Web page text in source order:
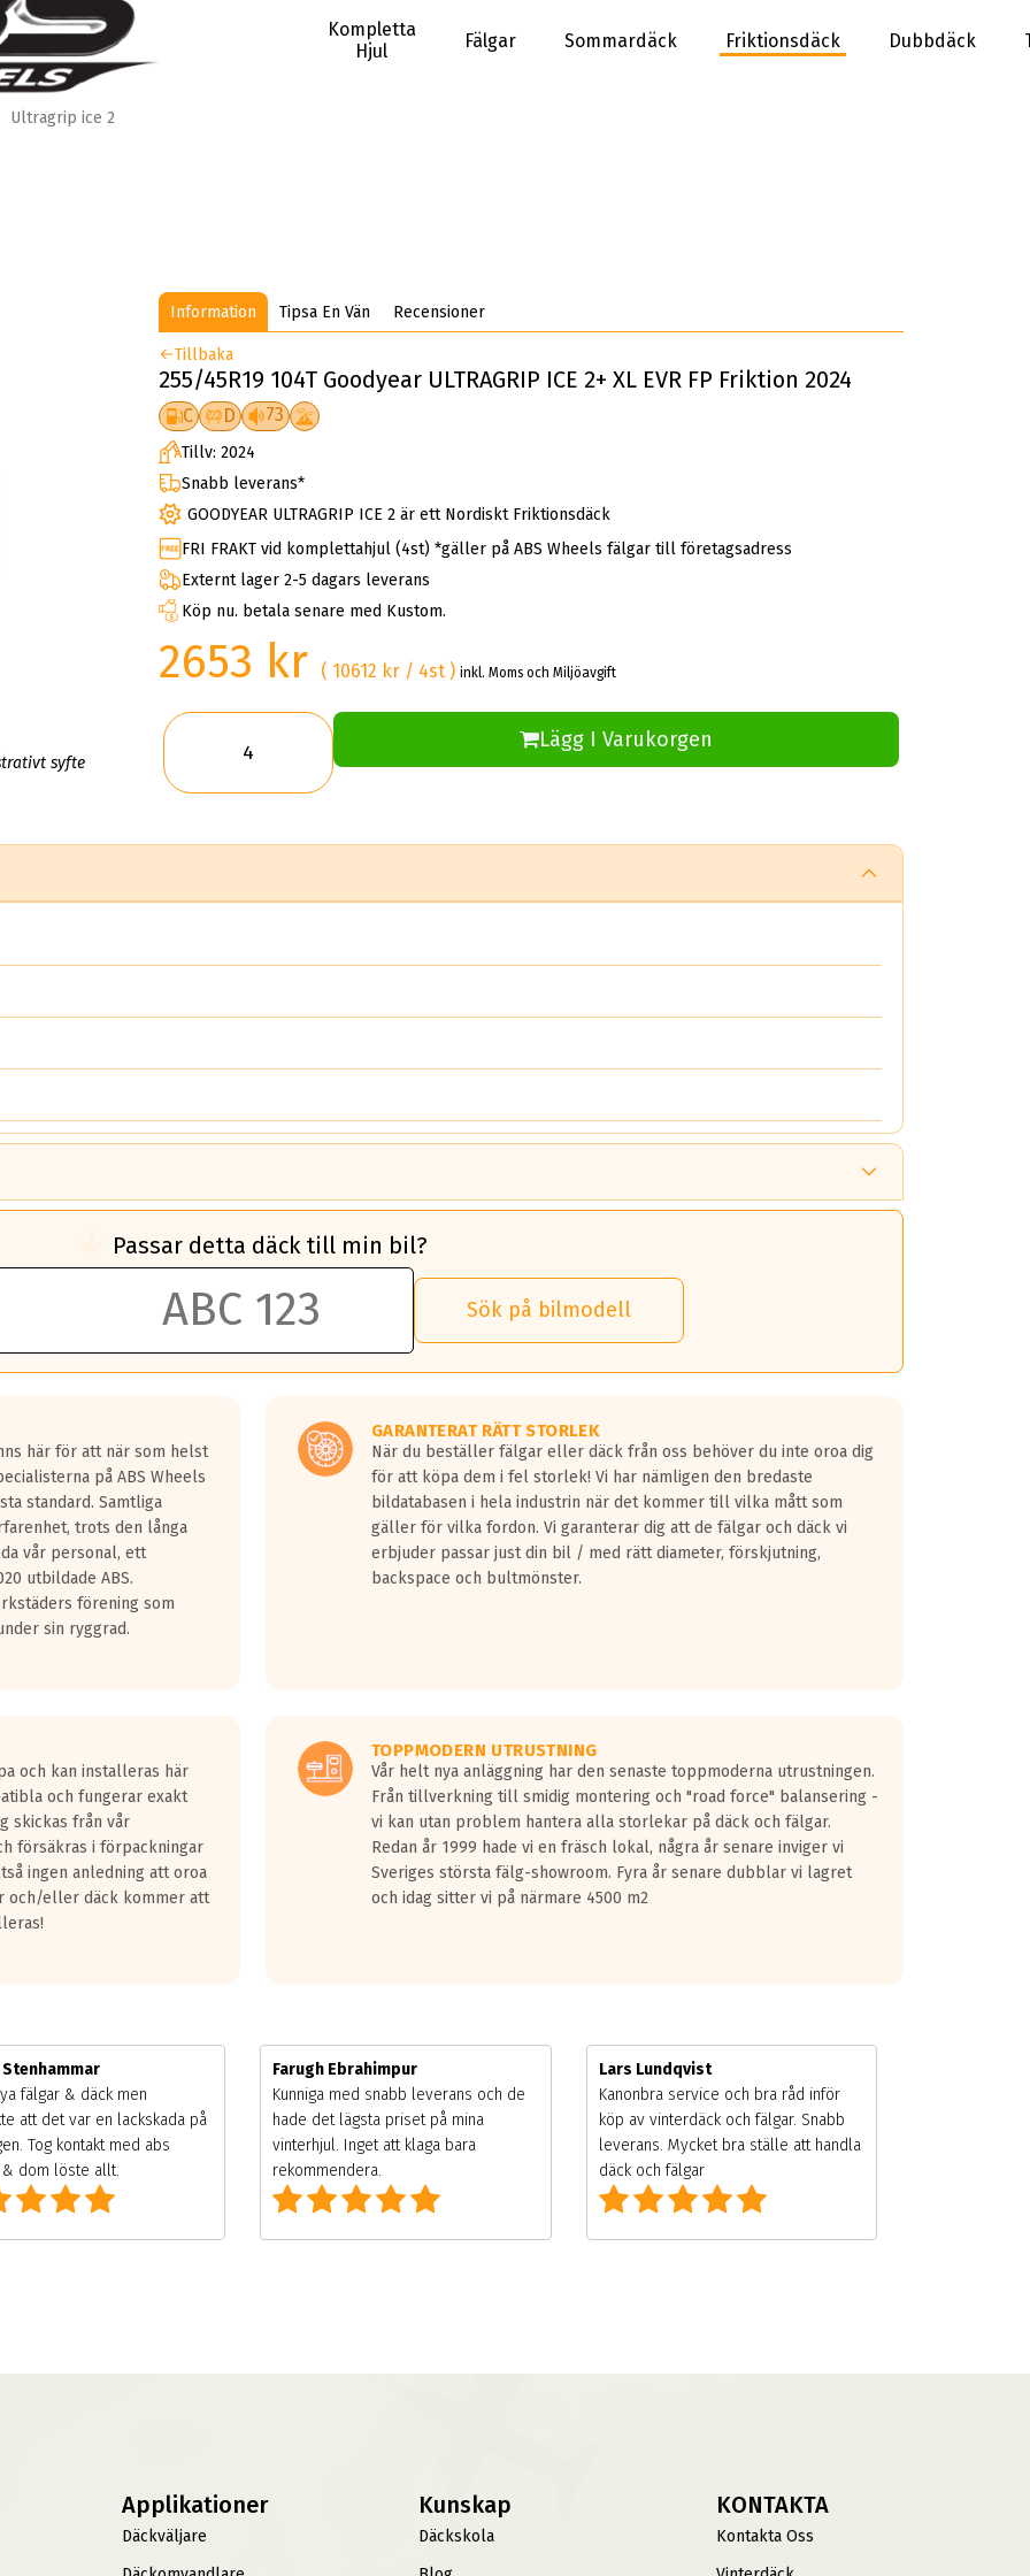
Kompletta
Hjul
Fälgar Sommardäck Friktionsdäck Dubbdäck
Ultragrip ice 2
syfte
Information Tipsa En Vän Recensioner
Tillbaka
255/45R19 104T Goodyear ULTRAGRIP ICE 2+ XL EVR FP Friktion 2024
C D 73
Tillv: 2024
Snabb leverans*
GOODYEAR ULTRAGRIP ICE 2 är ett Nordiskt Friktionsdäck
FRI FRAKT vid komplettahjul (4st) *gäller på ABS Wheels fälgar till företagsadress
Externt lager 2-5 dagars leverans
Köp nu. betala senare med Kustom.
2653 kr ( 10612 kr / 4st )inkl. Moms och Miljöavgift
Lägg I Varukorgen
än ett klass G däck.
50 liter bränsle med ett klass A däck gentemot ett klass G däck.
vilken rutt du kör, samt vilken körstil du använder.
lastbilar.
på en väg där det ligger 0.5-1.5 mm vatten.
fyra billängder( ca 18meter) mellan däck med betyg A gentemot
överträffa motorljudet.
ett däck med vågar. Hög bullernivå markeras med svarta vågor
kraven som finns i dagsläget, men är inte längre tillåtna enligt nya
Passar detta däck till min bil?
Sök på bilmodell
här för att när som helst
på ABS Wheels
standard. Samtliga
trots den långa
vår personal, ett
utbildade ABS.
förening som
sin ryggrad.
GARANTERAT RÄTT STORLEK
När du beställer fälgar eller däck från oss behöver du inte oroa dig
för att köpa dem i fel storlek! Vi har nämligen den bredaste
bildatabasen i hela industrin när det kommer till vilka mått som
gäller för vilka fordon. Vi garanterar dig att de fälgar och däck vi
erbjuder passar just din bil / med rätt diameter, förskjutning,
backspace och bultmönster.
och kan installeras här
och fungerar exakt
skickas från vår
försäkras i förpackningar
ingen anledning att oroa
och/eller däck kommer att
TOPPMODERN UTRUSTNING
Vår helt nya anläggning har den senaste toppmoderna utrustningen.
Från tillverkning till smidig montering och "road force" balansering -
vi kan utan problem hantera alla storlekar på däck och fälgar.
Redan år 1999 hade vi en fräsch lokal, några år senare inviger vi
Sveriges största fälg-showroom. Fyra år senare dubblar vi lagret
och idag sitter vi på närmare 4500 m2
Stenhammar
fälgar & däck men
att det var en lackskada på
Tog kontakt med abs
dom löste allt.
Farugh Ebrahimpur
Kunniga med snabb leverans och de
hade det lägsta priset på mina
vinterhjul. Inget att klaga bara
rekommendera.
Lars Lundqvist
Kanonbra service och bra råd inför
köp av vinterdäck och fälgar. Snabb
leverans. Mycket bra ställe att handla
däck och fälgar
Applikationer
Däckväljare
Kunskap
Däckskola
KONTAKTA
Kontakta Oss